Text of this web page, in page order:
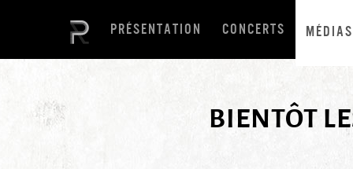
PRÉSENTATION CONCERTS MÉDIAS
BIENTÔT